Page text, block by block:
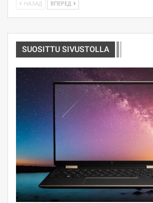
НАЗАД ВПЕРЕД
SUOSITTU SIVUSTOLLA